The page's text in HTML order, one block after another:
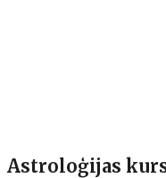
Astroloģijas